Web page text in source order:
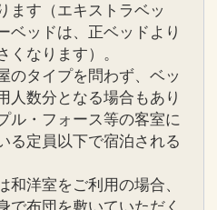
月1日～2026年10月
ス番号：DP-1-
用の際､追加代金が
用可
ます。
ます（エキストラベッ
ベッドは、正ベッドより
くなります）。
のタイプを問わず、ベッ
人数分となる場合もあり
ル・フォース等の客室に
る定員以下で宿泊される
和洋室をご利用の場合、